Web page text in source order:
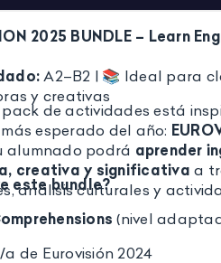
2025 BUNDLE – Learn
A2–B2 | 📚 Ideal para
y creativas
pack de actividades está
esperado del año:
alumnado podrá aprender
creativa y significativa a
análisis culturales y
este bundle?
(nivel
de Eurovisión 2024